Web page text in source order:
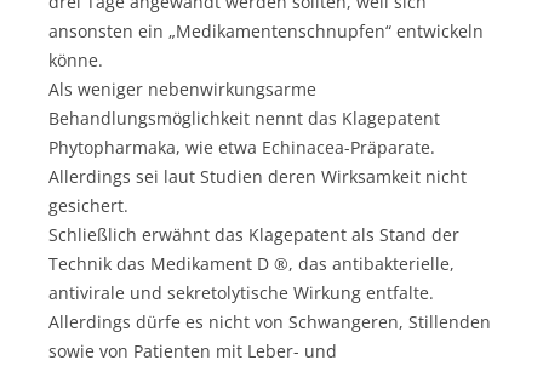
ansonsten ein „Medikamentenschnupfen“ entwickeln
könne.
Als weniger nebenwirkungsarme
Behandlungsmöglichkeit nennt das Klagepatent
Phytopharmaka, wie etwa Echinacea-Präparate.
Allerdings sei laut Studien deren Wirksamkeit nicht
gesichert.
Schließlich erwähnt das Klagepatent als Stand der
Technik das Medikament D ®, das antibakterielle,
antivirale und sekretolytische Wirkung entfalte.
Allerdings dürfe es nicht von Schwangeren, Stillenden
sowie von Patienten mit Leber- und